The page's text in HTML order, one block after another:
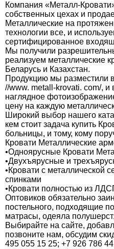
Компания «Металл-
собственных цехах и
Металлические на
технологии все, и
сертифицированное
Мы получили
реализуем металлические
Беларусь и Казахстан.
Продукцию мы разместили
//www. metall-krovati. com/, и
наглядное
цену на каждую
Широкий выбор нашего
кем стоит задача купить
больницы, и тому, кому
Кровати Металлические
•Одноярусные Кровати
•Двухъярусные и
•Кровати с металлической
спинками
•Кровати полностью из
Оптовиков обязательно
постельного, подходящие
матрасы, одеяла
Выбирайте на сайте,
позвоните нам, обсудим
495 055 15 25; +7 926 786